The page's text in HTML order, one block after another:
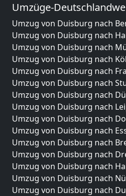
Umzüge-
Umzug von Duisburg nach
Umzug von Duisburg nach
Umzug von Duisburg nach
Umzug von Duisburg nach
Umzug von Duisburg nach
Umzug von Duisburg nach
Umzug von Duisburg nach
Umzug von Duisburg nach
Umzug von Duisburg nach
Umzug von Duisburg nach
Umzug von Duisburg nach
Umzug von Duisburg nach
Umzug von Duisburg nach
Umzug von Duisburg nach
Umzug von Duisburg nach